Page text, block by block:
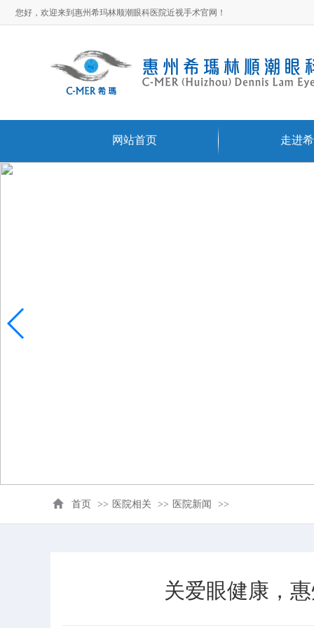
您好，欢迎来到惠州希玛林顺潮眼科医院近视手术官网！
网站首页 走进
首页 >> 医院相关 >> 医院新闻 >>
关爱眼健康，